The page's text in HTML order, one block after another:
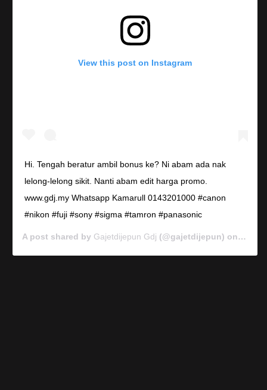
View this post on Instagram
Hi. Tengah beratur ambil bonus ke? Ni abam ada nak
lelong-lelong sikit. Nanti abam edit harga promo.
www.gdj.my Whatsapp Kamarull 0143201000 #canon
#nikon #fuji #sony #sigma #tamron #panasonic
A post shared by Gajetdijepun Gdj (@gajetdijepun) on Jan 7,